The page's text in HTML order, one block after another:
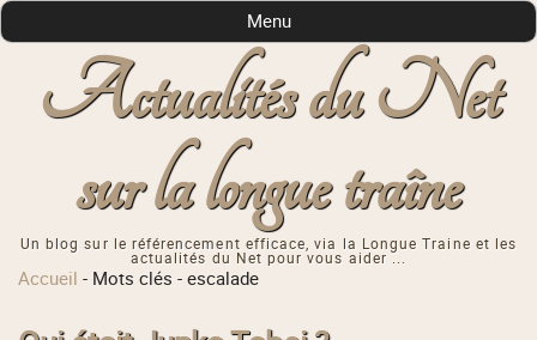
Actualités du Net
sur la longue traîne
Un blog sur le référencement efficace, via la Longue Traine et les
actualités du Net pour vous aider ...
Menu
Accueil - Mots clés -escalade